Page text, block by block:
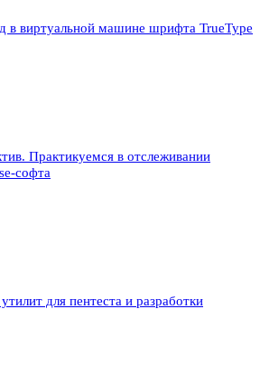
в виртуальной машине шрифта TrueType
Практикуемся в отслеживании
софта
для пентеста и разработки